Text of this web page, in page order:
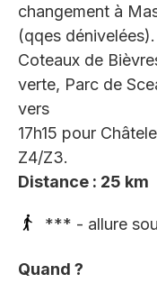
changement à
(qqes dénivelées).
Coteaux de
verte, Parc de
vers
17h15 pour
Z4/Z3.
Distance : 25 km
*** - allure
Quand ?